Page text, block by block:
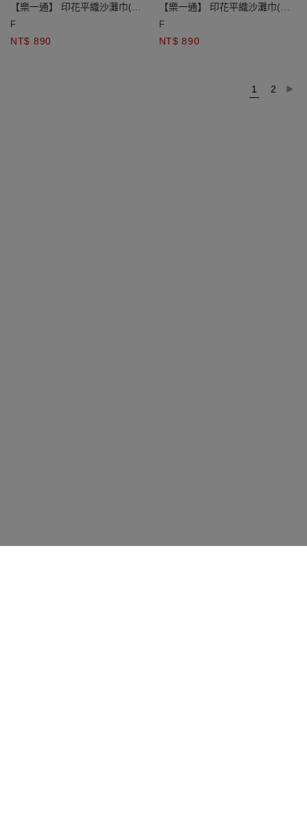
【樂一通】 印花平織沙灘巾(附
束口袋) 兔巴哥款/崔弟款
F
NT$ 890
【樂一通】 印花平織沙灘巾(附
束口袋) 兔巴哥款/崔弟款
F
NT$ 890
1 2